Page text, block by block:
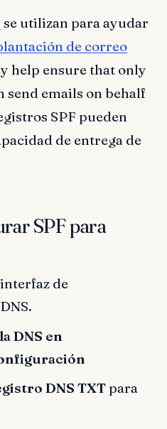
se utilizan para ayudar
de correo
help ensure that only
send emails on behalf
SPF pueden
de entrega de
SPF para
de
DNS en
DNS TXTpara